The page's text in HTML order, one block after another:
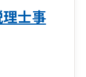
トや行政
います。
う気軽な気
。
士事